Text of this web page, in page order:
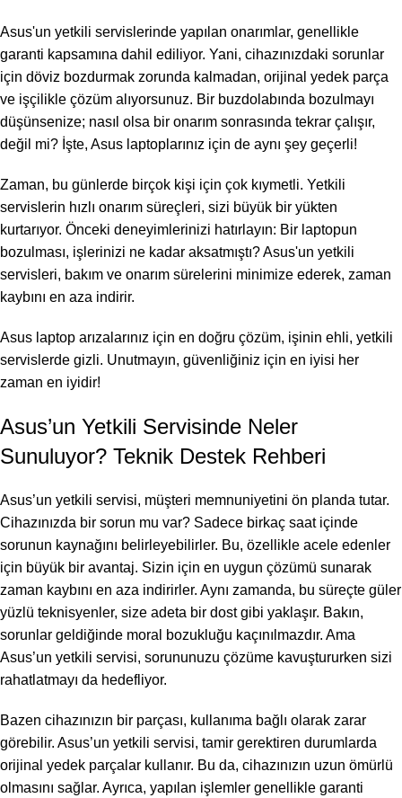
Asus'un yetkili servislerinde yapılan onarımlar, genellikle
garanti kapsamına dahil ediliyor. Yani, cihazınızdaki sorunlar
için döviz bozdurmak zorunda kalmadan, orijinal yedek parça
ve işçilikle çözüm alıyorsunuz. Bir buzdolabında bozulmayı
düşünsenize; nasıl olsa bir onarım sonrasında tekrar çalışır,
değil mi? İşte, Asus laptoplarınız için de aynı şey geçerli!
Zaman, bu günlerde birçok kişi için çok kıymetli. Yetkili
servislerin hızlı onarım süreçleri, sizi büyük bir yükten
kurtarıyor. Önceki deneyimlerinizi hatırlayın: Bir laptopun
bozulması, işlerinizi ne kadar aksatmıştı? Asus'un yetkili
servisleri, bakım ve onarım sürelerini minimize ederek, zaman
kaybını en aza indirir.
Asus laptop arızalarınız için en doğru çözüm, işinin ehli, yetkili
servislerde gizli. Unutmayın, güvenliğiniz için en iyisi her
zaman en iyidir!
Asus’un Yetkili Servisinde Neler
Sunuluyor? Teknik Destek Rehberi
Asus’un yetkili servisi, müşteri memnuniyetini ön planda tutar.
Cihazınızda bir sorun mu var? Sadece birkaç saat içinde
sorunun kaynağını belirleyebilirler. Bu, özellikle acele edenler
için büyük bir avantaj. Sizin için en uygun çözümü sunarak
zaman kaybını en aza indirirler. Aynı zamanda, bu süreçte güler
yüzlü teknisyenler, size adeta bir dost gibi yaklaşır. Bakın,
sorunlar geldiğinde moral bozukluğu kaçınılmazdır. Ama
Asus’un yetkili servisi, sorununuzu çözüme kavuştururken sizi
rahatlatmayı da hedefliyor.
Bazen cihazınızın bir parçası, kullanıma bağlı olarak zarar
görebilir. Asus’un yetkili servisi, tamir gerektiren durumlarda
orijinal yedek parçalar kullanır. Bu da, cihazınızın uzun ömürlü
olmasını sağlar. Ayrıca, yapılan işlemler genellikle garanti